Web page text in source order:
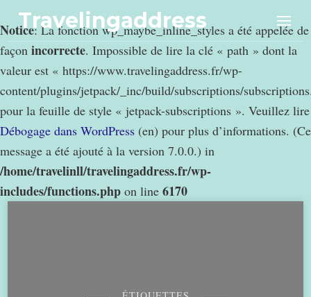
Notice: La fonction wp_maybe_inline_styles a été appelée de
façon incorrecte. Impossible de lire la clé « path » dont la
valeur est « https://www.travelingaddress.fr/wp-
content/plugins/jetpack/_inc/build/subscriptions/
pour la feuille de style « jetpack-subscriptions ». Veuillez lire
Débogage dans WordPress (en) pour plus d’informations. (Ce
message a été ajouté à la version 7.0.0.) in
/home/travelinll/travelingaddress.fr/wp-
includes/functions.php on line 6170
Travelingaddress